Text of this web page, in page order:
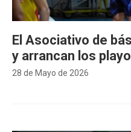
28 de Mayo de 2026
El Asociativo de
y arrancan los